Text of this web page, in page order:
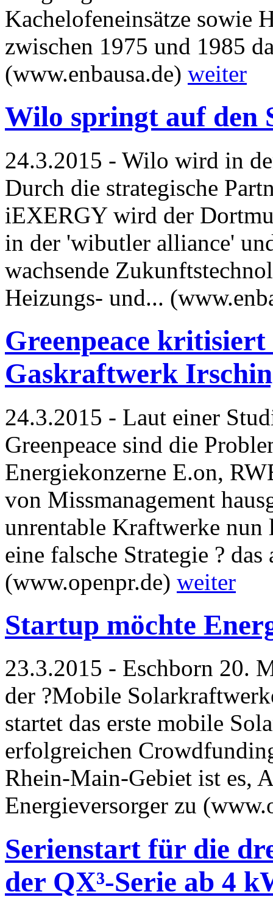
Kachelofeneinsätze sowie
zwischen 1975 und 1985
(www.enbausa.de) weiter
Wilo springt auf den
24.3.2015 - Wilo wird in
Durch die strategische
iEXERGY wird der
in der 'wibutler alliance'
wachsende
Heizungs- und...
Greenpeace
Gaskraftwerk
24.3.2015 - Laut einer
Greenpeace sind die
Energiekonzerne E.on,
von Missmanagement
unrentable Kraftwerke nun
eine falsche Strategie ?
(www.openpr.de) weiter
Startup möchte
23.3.2015 - Eschborn 20.
der ?Mobile
startet das erste mobile
erfolgreichen
Rhein-Main-Gebiet ist es,
Energieversorger zu
Serienstart für die
der QX³-Serie ab 4